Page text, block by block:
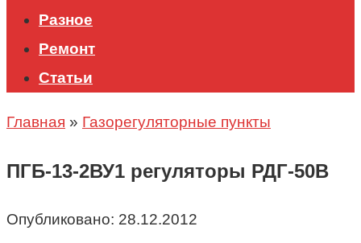
Разное
Ремонт
Статьи
Главная » Газорегуляторные пункты
ПГБ-13-2ВУ1 регуляторы РДГ-50В
Опубликовано: 28.12.2012